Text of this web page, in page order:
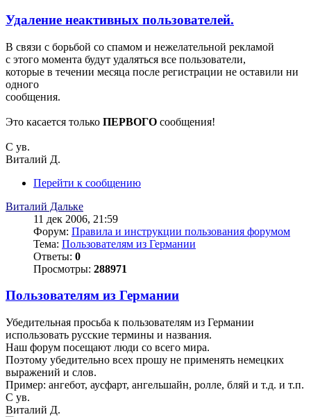
Удаление неактивных пользователей.
В связи с борьбой со спамом и нежелательной рекламой
с этого момента будут удаляться все пользователи,
которые в течении месяца после регистрации не оставили ни
одного
сообщения.
Это касается только ПЕРВОГО сообщения!
С ув.
Виталий Д.
Перейти к сообщению
Виталий Дальке
11 дек 2006, 21:59
Форум: Правила и инструкции пользования форумом
Тема: Пользователям из Германии
Ответы: 0
Просмотры: 288971
Пользователям из Германии
Убедительная просьба к пользователям из Германии
использовать русские термины и названия.
Наш форум посещают люди со всего мира.
Поэтому убедительно всех прошу не применять немецких
выражений и слов.
Пример: ангебот, аусфарт, ангельшайн, ролле, бляй и т.д. и т.п.
С ув.
Виталий Д.